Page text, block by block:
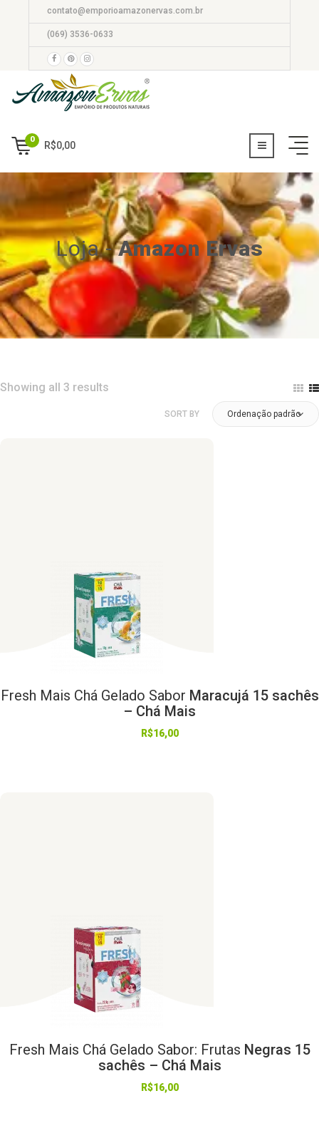
contato@emporioamazonervas.com.br
(069) 3536-0633
0
R$0,00
Loja -Amazon Ervas
Showing all 3 results
SORT BY Ordenação padrão
Fresh Mais Chá Gelado Sabor Maracujá 15 sachês
– Chá Mais
R$16,00
Fresh Mais Chá Gelado Sabor: Frutas Negras 15
sachês – Chá Mais
R$16,00